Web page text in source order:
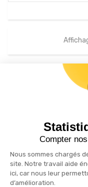
Recevez nos
Informations
Compter
Nous sommes chargés
site. Notre travail aide
ici, car nous leur
d’amélioration.